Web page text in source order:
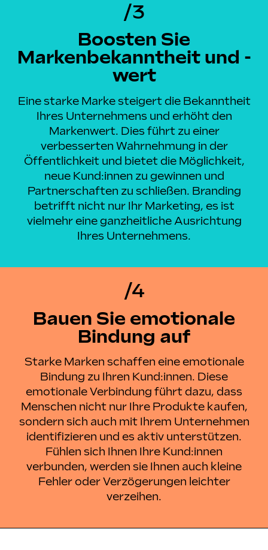
/3
Boosten Sie
Markenbekanntheit und -
wert
Eine starke Marke steigert die Bekanntheit
Ihres Unternehmens und erhöht den
Markenwert. Dies führt zu einer
verbesserten Wahrnehmung in der
Öffentlichkeit und bietet die Möglichkeit,
neue Kund:innen zu gewinnen und
Partnerschaften zu schließen. Branding
betrifft nicht nur Ihr Marketing, es ist
vielmehr eine ganzheitliche Ausrichtung
Ihres Unternehmens.
/4
Bauen Sie emotionale
Bindung auf
Starke Marken schaffen eine emotionale
Bindung zu Ihren Kund:innen. Diese
emotionale Verbindung führt dazu, dass
Menschen nicht nur Ihre Produkte kaufen,
sondern sich auch mit Ihrem Unternehmen
identifizieren und es aktiv unterstützen.
Fühlen sich Ihnen Ihre Kund:innen
verbunden, werden sie Ihnen auch kleine
Fehler oder Verzögerungen leichter
verzeihen.